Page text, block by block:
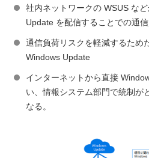
社内ネットワークの WSUS な
Update を配信することでの通
通信負荷リスクを軽減するため
Windows Update
インターネットから直接
い、情報システム部門で統制が
なる。